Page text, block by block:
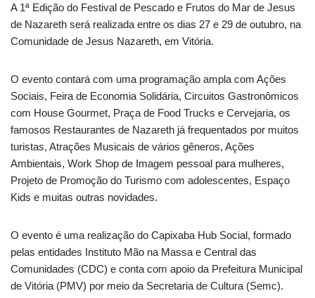
A 1ª Edição do Festival de Pescado e Frutos do Mar de Jesus
de Nazareth será realizada entre os dias 27 e 29 de outubro, na
Comunidade de Jesus Nazareth, em Vitória.
O evento contará com uma programação ampla com Ações
Sociais, Feira de Economia Solidária, Circuitos Gastronômicos
com House Gourmet, Praça de Food Trucks e Cervejaria, os
famosos Restaurantes de Nazareth já frequentados por muitos
turistas, Atrações Musicais de vários gêneros, Ações
Ambientais, Work Shop de Imagem pessoal para mulheres,
Projeto de Promoção do Turismo com adolescentes, Espaço
Kids e muitas outras novidades.
O evento é uma realização do Capixaba Hub Social, formado
pelas entidades Instituto Mão na Massa e Central das
Comunidades (CDC) e conta com apoio da Prefeitura Municipal
de Vitória (PMV) por meio da Secretaria de Cultura (Semc).